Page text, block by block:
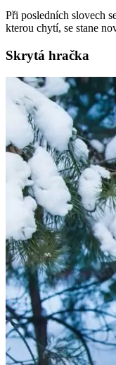
Při posledních slovech
kterou chytí, se stane
Skrytá hračka